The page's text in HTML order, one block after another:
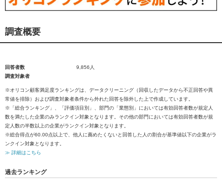
調査概要
回答者数
9,856人
調査対象者
※オリコン顧客満足度ランキングは、データクリーニング（回収したデータから不正回答や異
常値を排除）および調査対象者条件から外れた回答を除外した上で作成しています。
※「総合ランキング」、「評価項目別」、部門の「業態別」においては有効回答者数が規定人
数を満たした企業のみランクイン対象となります。その他の部門においては有効回答者数が規
定人数の半数以上の企業がランクイン対象となります。
※総合得点が60.00点以上で、他人に薦めたくないと回答した人の割合が基準値以下の企業がラ
ンクイン対象となります。
≫ 詳細はこちら
過去ランキング